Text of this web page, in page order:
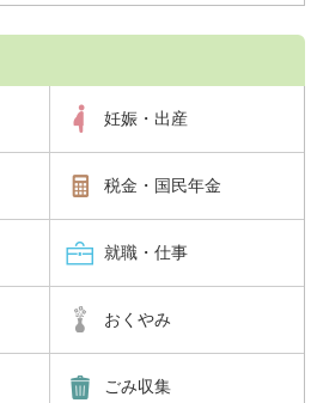
妊娠・出産
税金・国民年金
就職・仕事
おくやみ
ごみ収集